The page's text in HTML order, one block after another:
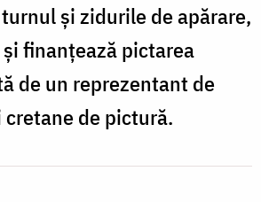
și zidurile de apărare,
finanțează pictarea
de un reprezentant de
de pictură.